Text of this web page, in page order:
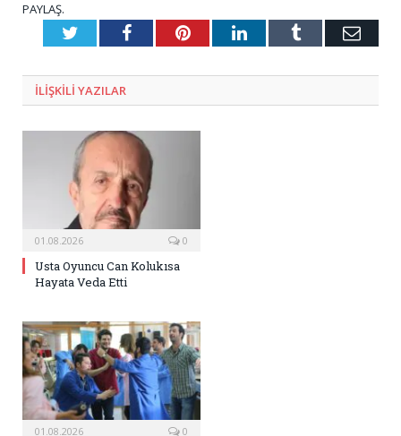
PAYLAŞ.
TwitterFacebookPinterestLinkedInTumblr E-
ILIŞKILI YAZILAR
01.08.2026 0
Usta Oyuncu Can Kolukısa
Hayata Veda Etti
01.08.2026 0